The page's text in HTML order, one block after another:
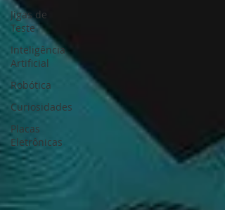
Jigas de
Teste
Inteligência
Artificial
Robótica
Curiosidades
Placas
Eletrônicas